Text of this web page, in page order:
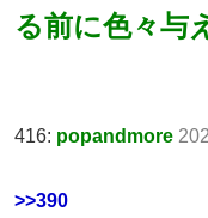
る前に色々与
416: popandmore
>>390